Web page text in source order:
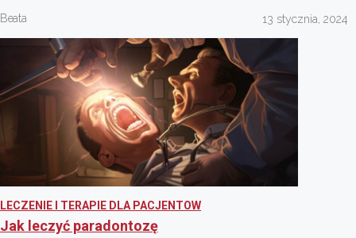
Beata 13 stycznia, 2024
LECZENIE I TERAPIE DLA PACJENTOW
Jak leczyć paradontozę